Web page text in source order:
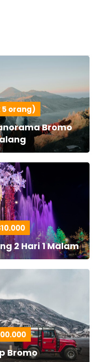
5 orang)
Bromo
2 Hari 1 Malam
Bromo